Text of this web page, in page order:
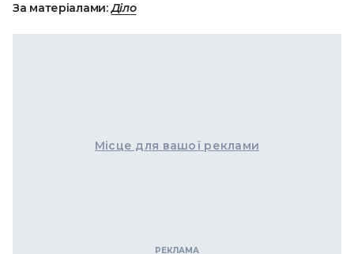
За матеріалами:Діло
Місце для вашої реклами